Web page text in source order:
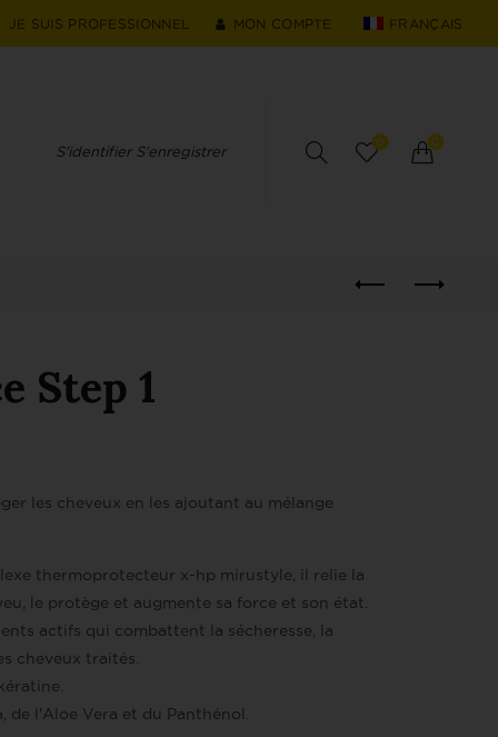
JE SUIS PROFESSIONNEL MON COMPTE FRANÇAIS
S'identifier S'enregistrer
0 0
Step 1
les cheveux en les ajoutant au mélange
thermoprotecteur x-hp mirustyle, il relie la
le protège et augmente sa force et son état.
actifs qui combattent la sécheresse, la
cheveux traités.
de l'Aloe Vera et du Panthénol.